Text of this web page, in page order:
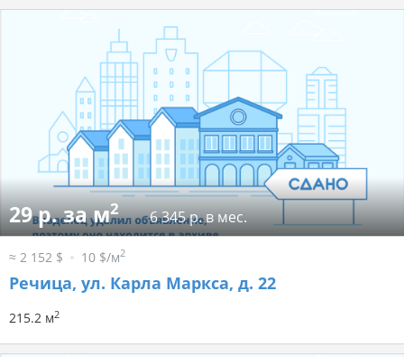
29 р. за м2 6 345 р. в мес.
≈ 2 152 $ 10 $/м2
Речица, ул. Карла Маркса, д. 22
215.2 м2